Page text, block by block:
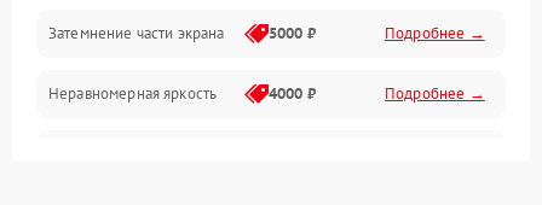
Механические повреждения
Программное обеспечение
Затемнение части экрана 5000 ₽ Подробнее →
Неравномерная яркость 4000 ₽ Подробнее →